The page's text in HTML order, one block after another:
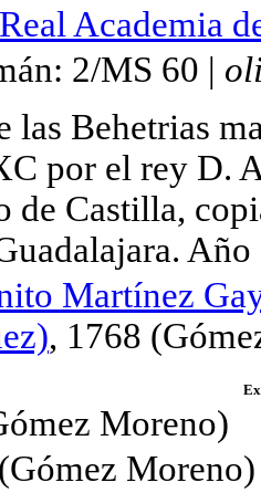
Real Academia
2/MS 60 |
las Behetrias
por el rey D.
de Castilla,
Martínez
, 1768
Moreno)
Moreno)